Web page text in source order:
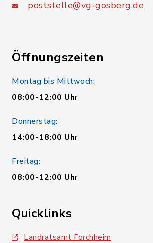
poststelle@vg-gosberg.de
Öffnungszeiten
Montag bis Mittwoch:
08:00-12:00 Uhr
Donnerstag:
14:00-18:00 Uhr
Freitag:
08:00-12:00 Uhr
Quicklinks
Landratsamt Forchheim